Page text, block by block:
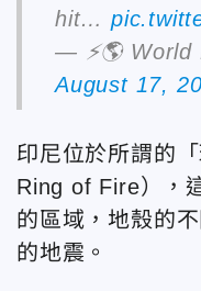
hit…
— ⚡️🌎 World
August 17,
印尼位於所謂的
Ring of Fire），
的區域，地殼的
的地震。